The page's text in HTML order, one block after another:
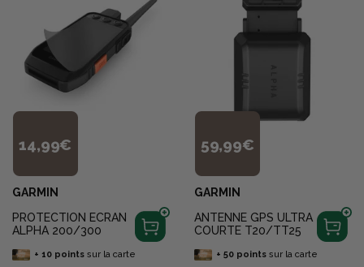
14,99€
GARMIN
PROTECTION ECRAN
ALPHA 200/300
+ 10pointssur la carte
59,99€
GARMIN
ANTENNE GPS ULTRA
COURTE T20/TT25
+ 50pointssur la carte